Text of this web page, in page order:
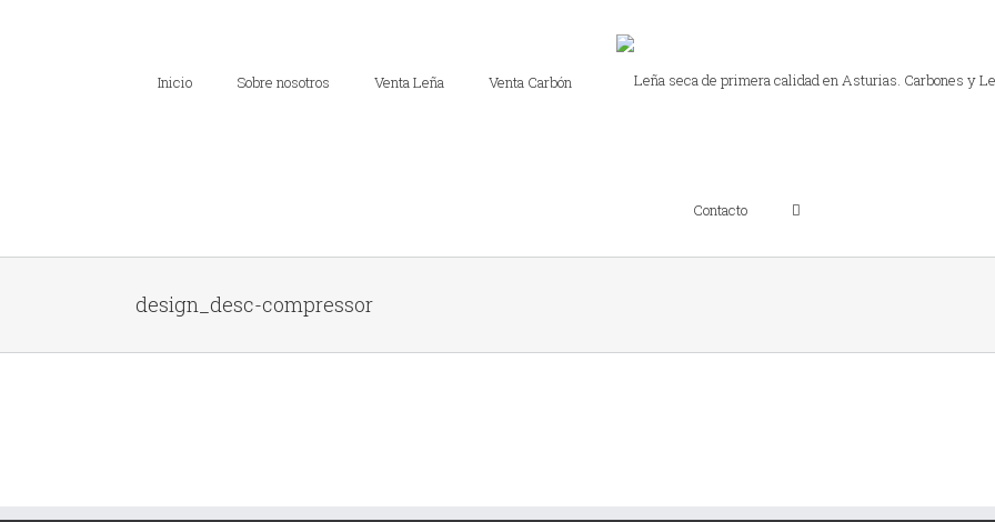
Inicio Sobre nosotros Venta Leña Venta Carbón
Contacto
design_desc-compressor